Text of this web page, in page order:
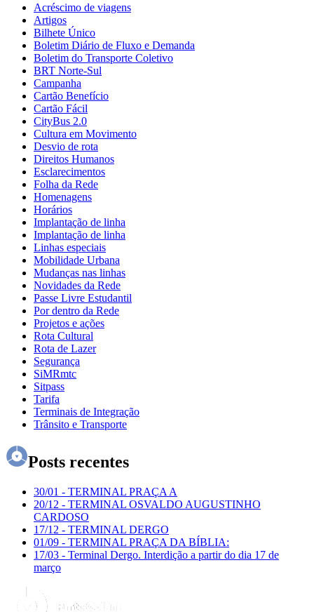
Acréscimo de viagens
Artigos
Bilhete Único
Boletim Diário de Fluxo e Demanda
Boletim do Transporte Coletivo
BRT Norte-Sul
Campanha
Cartão Benefício
Cartão Fácil
CityBus 2.0
Cultura em Movimento
Desvio de rota
Direitos Humanos
Esclarecimentos
Folha da Rede
Homenagens
Horários
Implantação de linha
Implantação de linha
Linhas especiais
Mobilidade Urbana
Mudanças nas linhas
Novidades da Rede
Passe Livre Estudantil
Por dentro da Rede
Projetos e ações
Rota Cultural
Rota de Lazer
Segurança
SiMRmtc
Sitpass
Tarifa
Terminais de Integração
Trânsito e Transporte
Posts recentes
30/01 - TERMINAL PRAÇA A
20/12 - TERMINAL OSVALDO AUGUSTINHO
CARDOSO
17/12 - TERMINAL DERGO
01/09 - TERMINAL PRAÇA DA BÍBLIA:
17/03 - Terminal Dergo. Interdição a partir do dia 17 de
março